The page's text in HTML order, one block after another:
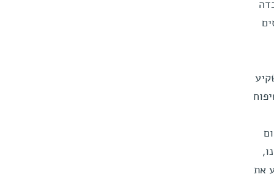
את